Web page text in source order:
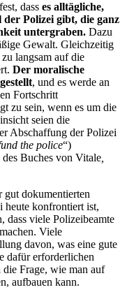
dass es alltägliche,
Polizei gibt, die ganz
untergraben. Dazu
Gewalt. Gleichzeitig
langsam auf die
Der moralische
, und es werde an
Fortschritt
zu sein, wenn es um die
seien die
Abschaffung der Polizei
the police“)
des Buches von Vitale
gut dokumentierten
heute konfrontiert ist,
dass viele Polizeibeamte
Viele
davon, was eine gute
dafür erforderlichen
die Frage, wie man auf
aufbauen kann.